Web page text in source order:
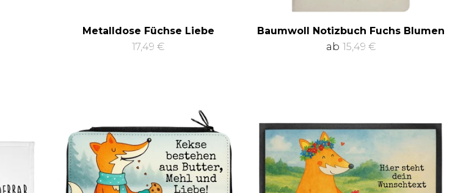
Metalldose Füchse Liebe
17,49 €
Baumwoll Notizbuch Fuchs Blumen
ab 15,49 €